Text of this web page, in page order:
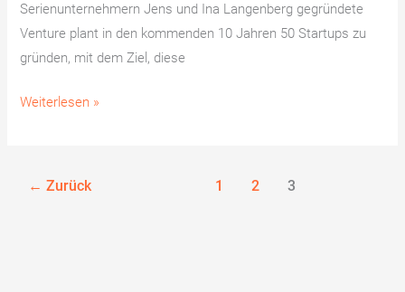
Serienunternehmern Jens und Ina Langenberg gegründete
Venture plant in den kommenden 10 Jahren 50 Startups zu
gründen, mit dem Ziel, diese
Weiterlesen »
← Zurück 1 2 3